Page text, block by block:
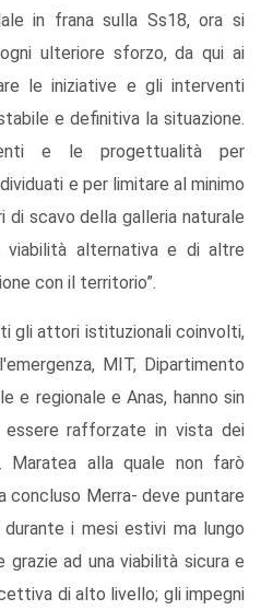
in frana sulla Ss18, ora si
ulteriore sforzo, da qui ai
le iniziative e gli interventi
e definitiva la situazione.
e le progettualità per
e per limitare al minimo
di scavo della galleria naturale
alternativa e di altre
con il territorio”.
gli attori istituzionali coinvolti,
MIT, Dipartimento
e regionale e Anas, hanno sin
essere rafforzate in vista dei
Maratea alla quale non farò
concluso Merra- deve puntare
i mesi estivi ma lungo
ad una viabilità sicura e
di alto livello; gli impegni